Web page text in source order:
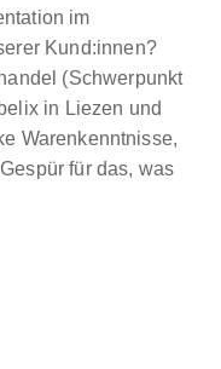
im
Kund:innen?
(Schwerpunkt
in Liezen und
Warenkenntnisse,
für das, was